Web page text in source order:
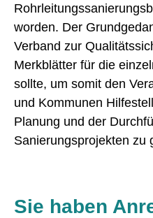
worden. Der
Verband zur
Merkblätter für die
sollte, um somit den
und Kommunen
Planung und der
Sanierungsprojekten zu
Sie haben